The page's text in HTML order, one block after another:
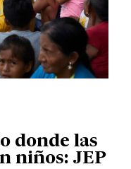
donde las
niños: JEP